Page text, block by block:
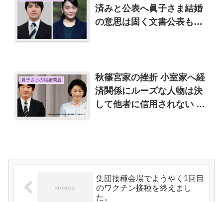
済みと公表へ眞子さま結婚
の意思は固く文書公表も把
眞子さまの結婚問題
秋篠宮家の挫折 小室家へ経
済関係にルーズな人物は決
して他者に信用されない 文
集団接種会場でようやく1回目
のワクチン接種を終えまし
た。